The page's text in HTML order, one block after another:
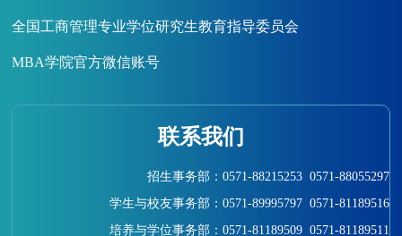
全国工商管理专业学位研究生教育指导委员会
MBA学院官方微信账号
联系我们
招生事务部：0571-88215253 0571-88055297
学生与校友事务部：0571-89995797 0571-81189516
培养与学位事务部：0571-81189509 0571-81189511